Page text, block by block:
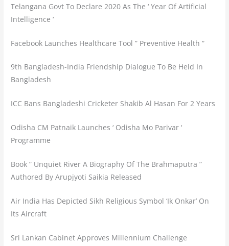
Telangana Govt To Declare 2020 As The ‘ Year Of Artificial
Intelligence ‘
Facebook Launches Healthcare Tool ” Preventive Health “
9th Bangladesh-India Friendship Dialogue To Be Held In
Bangladesh
ICC Bans Bangladeshi Cricketer Shakib Al Hasan For 2 Years
Odisha CM Patnaik Launches ‘ Odisha Mo Parivar ‘
Programme
Book ” Unquiet River A Biography Of The Brahmaputra ”
Authored By Arupjyoti Saikia Released
Air India Has Depicted Sikh Religious Symbol ‘Ik Onkar’ On
Its Aircraft
Sri Lankan Cabinet Approves Millennium Challenge